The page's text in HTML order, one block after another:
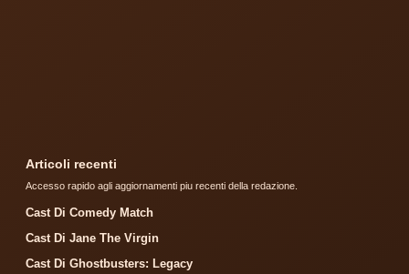
Articoli recenti
Accesso rapido agli aggiornamenti piu recenti della redazione.
Cast Di Comedy Match
Cast Di Jane The Virgin
Cast Di Ghostbusters: Legacy